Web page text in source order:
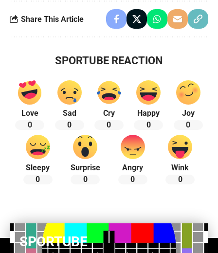
Share This Article
SPORTUBE REACTION
Love
0
Sad
0
Cry
0
Happy
0
Joy
0
Sleepy
0
Surprise
0
Angry
0
Wink
0
SPORTUBE